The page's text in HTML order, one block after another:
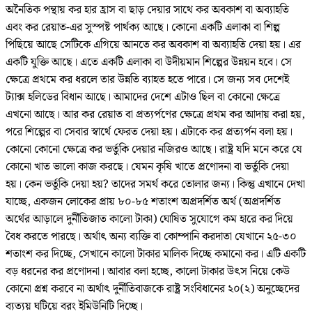
অনৈতিক পন্থায় কর হার হ্রাস বা ছাড় দেয়ার সাথে কর অবকাশ বা অব্যাহতি
এবং কর রেয়াত-এর সুস্পষ্ট পার্থক্য আছে। কোনো একটি এলাকা বা শিল্প
পিছিয়ে আছে সেটিকে এগিয়ে আনতে কর অবকাশ বা অব্যাহতি দেয়া হয়। এর
একটি যুক্তি আছে। এতে একটি এলাকা বা উদীয়মান শিল্পের উন্নয়ন হবে। সে
ক্ষেত্রে প্রথমে কর ধরলে তার উন্নতি ব্যাহত হতে পারে। সে জন্য সব দেশেই
ট্যাক্স হলিডের বিধান আছে। আমাদের দেশে এটাও ছিল বা কোনো ক্ষেত্রে
এখনো আছে। আর কর রেয়াত বা প্রত্যর্পণের ক্ষেত্রে প্রথম কর আদায় করা হয়,
পরে শিল্পের বা সেবার স্বার্থে ফেরত দেয়া হয়। এটাকে কর প্রত্যর্পন বলা হয়।
কোনো কোনো ক্ষেত্রে কর ভর্তুকি দেয়ার নজিরও আছে। রাষ্ট্র যদি মনে করে যে
কোনো খাত ভালো কাজ করছে। যেমন কৃষি খাতে প্রণোদনা বা ভর্তুকি দেয়া
হয়। কেন ভর্তুকি দেয়া হয়? তাদের সমর্থ করে তোলার জন্য। কিন্তু এখানে দেখা
যাচ্ছে, একজন লোকের প্রায় ৮০-৮৫ শতাংশ অপ্রদর্শিত অর্থ (অপ্রদর্শিত
অর্থের আড়ালে দুর্নীতিজাত কালো টাকা) ঘোষিত সুযোগে কম হারে কর দিয়ে
বৈধ করতে পারছে। অর্থাৎ অন্য ব্যক্তি বা কোম্পানি করদাতা যেখানে ২৫-৩০
শতাংশ কর দিচ্ছে, সেখানে কালো টাকার মালিক দিচ্ছে কমানো কর। এটি একটি
বড় ধরনের কর প্রণোদনা। আবার বলা হচ্ছে, কালো টাকার উৎস নিয়ে কেউ
কোনো প্রশ্ন করবে না অর্থাৎ দুর্নীতিবাজকে রাষ্ট্র সংবিধানের ২০(২) অনুচ্ছেদের
ব্যত্যয় ঘটিয়ে বরং ইমিউনিটি দিচ্ছে।